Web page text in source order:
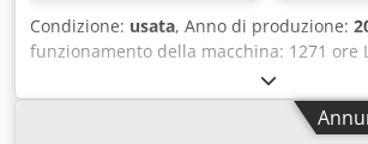
Condizione: usata, Anno di produzione:
funzionamento della macchina: 1271 ore
massima di passaggio: 600 mm Spessore
lavorabile: 1-120 mm Altezza di lavoro,
Tensione: 400 V (50 Hz) / 480 V (60 Hz)